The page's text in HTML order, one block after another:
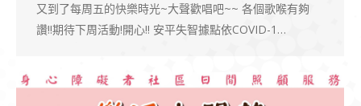
又到了每周五的快樂時光~大聲歡唱吧~~ 各個歌喉有夠
讚!!期待下周活動!開心!! 安平失智據點依COVID-1…